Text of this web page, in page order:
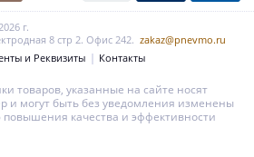
г.
8 стр 2. Офис 242. zakaz@pnevmo.ru
и Реквизиты Контакты
товаров, указанные на сайте носят
и могут быть без уведомления изменены
качества и эффективности